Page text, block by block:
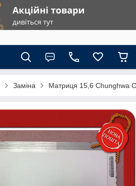
Заміна Матриця 15,6 Chunghwa